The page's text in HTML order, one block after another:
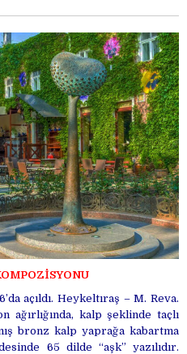
açıldı. Heykeltıraş – M. Reva.
kalp şeklinde taçlı
bronz kalp yaprağa kabartma
65 dilde “aşk” yazılıdır.